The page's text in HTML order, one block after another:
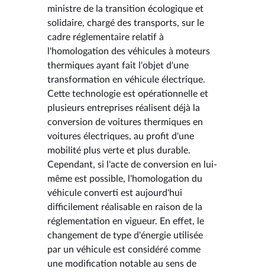
ministre de la transition écologique et
solidaire, chargé des transports, sur le
cadre réglementaire relatif à
l'homologation des véhicules à moteurs
thermiques ayant fait l'objet d'une
transformation en véhicule électrique.
Cette technologie est opérationnelle et
plusieurs entreprises réalisent déjà la
conversion de voitures thermiques en
voitures électriques, au profit d'une
mobilité plus verte et plus durable.
Cependant, si l'acte de conversion en lui-
même est possible, l'homologation du
véhicule converti est aujourd'hui
difficilement réalisable en raison de la
réglementation en vigueur. En effet, le
changement de type d'énergie utilisée
par un véhicule est considéré comme
une modification notable au sens de